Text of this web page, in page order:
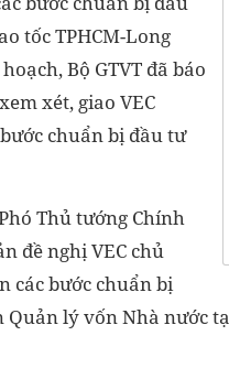
tốc TPHCM-Long
Bộ GTVT đã báo
xét, giao VEC
chuẩn bị đầu tư
Thủ tướng Chính
đề nghị VEC chủ
các bước chuẩn bị
lý vốn Nhà nước